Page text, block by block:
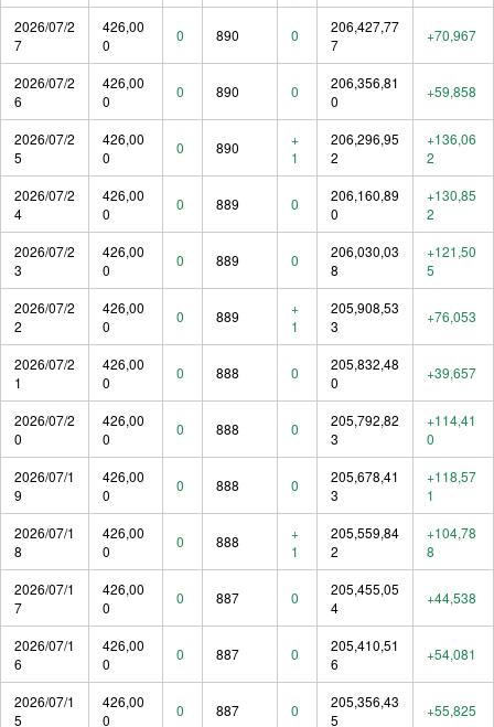
2026/07/2
7
426,00
0
0 890 0
206,427,77
7
+70,967
2026/07/2
6
426,00
0
0 890 0
206,356,81
0
+59,858
2026/07/2
5
426,00
0
0 890
+
1
206,296,95
2
+136,06
2
2026/07/2
4
426,00
0
0 889 0
206,160,89
0
+130,85
2
2026/07/2
3
426,00
0
0 889 0
206,030,03
8
+121,50
5
2026/07/2
2
426,00
0
0 889
+
1
205,908,53
3
+76,053
2026/07/2
1
426,00
0
0 888 0
205,832,48
0
+39,657
2026/07/2
0
426,00
0
0 888 0
205,792,82
3
+114,41
0
2026/07/1
9
426,00
0
0 888 0
205,678,41
3
+118,57
1
2026/07/1
8
426,00
0
0 888
+
1
205,559,84
2
+104,78
8
2026/07/1
7
426,00
0
0 887 0
205,455,05
4
+44,538
2026/07/1
6
426,00
0
0 887 0
205,410,51
6
+54,081
2026/07/1
5
426,00
0
0 887 0
205,356,43
5
+55,825